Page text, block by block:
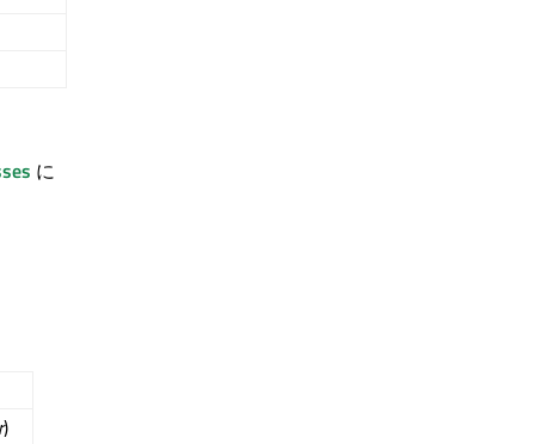
に
)